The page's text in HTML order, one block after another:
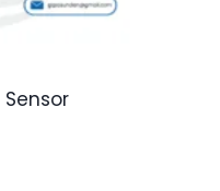
Sensor